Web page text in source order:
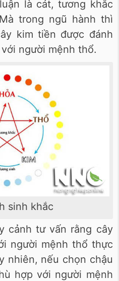
là cát, tương khắc
trong ngũ hành thì
kim tiền được đánh
người mệnh thổ.
sinh khắc
cảnh tư vấn rằng cây
người mệnh thổ thực
nhiên, nếu chọn chậu
hợp với người mệnh